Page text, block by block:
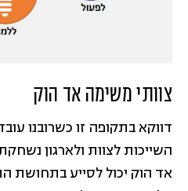
צוותי משימה אד הוק
דווקא בתקופה זו כשרובנו
השייכות לצוות ולארגון
אד הוק יכול לסייע בתחושת